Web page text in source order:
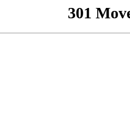
301